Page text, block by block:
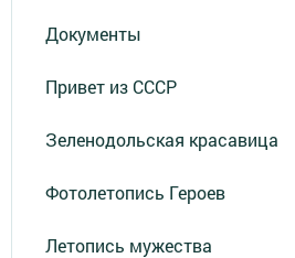
Документы
Привет из СССР
Зеленодольская красавица
Фотолетопись Героев
Летопись мужества